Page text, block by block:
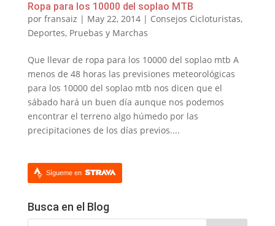
Ropa para los 10000 del soplao MTB
por fransaiz | May 22, 2014| Consejos Cicloturistas,
Deportes, Pruebas y Marchas
Que llevar de ropa para los 10000 del soplao mtb A
menos de 48 horas las previsiones meteorológicas
para los 10000 del soplao mtb nos dicen que el
sábado hará un buen día aunque nos podemos
encontrar el terreno algo húmedo por las
precipitaciones de los días previos....
Sígueme en
Busca en el Blog